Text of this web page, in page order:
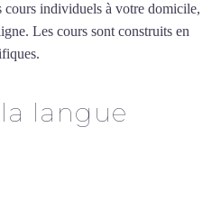
cours individuels à votre domicile,
Les cours sont construits en
langue